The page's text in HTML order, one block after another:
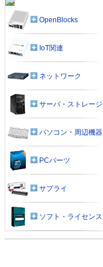
OpenBlocks
IoT関連
ネットワーク
サーバ・ストレージ
パソコン・周辺機器
PCパーツ
サプライ
ソフト・ライセンス